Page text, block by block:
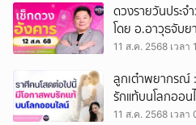
ดวงรายวันประ
โดย อ.อาวุธจับ
11 ส.ค. 2568 เวลา
ลูกเต๋าพยากรณ์
รักแท้บนโลกออ
พยากรณ์
11 ส.ค. 2568 เวลา